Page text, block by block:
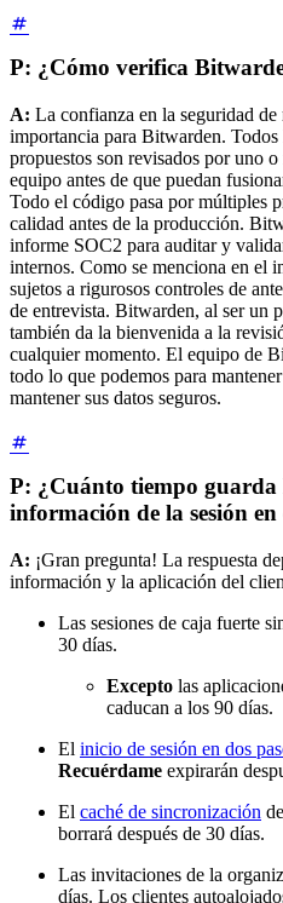
P: ¿Cómo verifica
A: La confianza en la seguridad de
importancia para Bitwarden.
propuestos son revisados por uno
equipo antes de que puedan
Todo el código pasa por múltiples
calidad antes de la producción.
informe SOC2 para auditar y
internos. Como se menciona en el
sujetos a rigurosos controles de
de entrevista. Bitwarden, al ser un
también da la bienvenida a la
cualquier momento. El equipo de
todo lo que podemos para
mantener sus datos seguros.
P: ¿Cuánto tiempo
información de la sesión en
A: ¡Gran pregunta! La respuesta
información y la aplicación del
Las sesiones de caja fuerte
30 días.
Excepto las
caducan a los 90 días.
El inicio de sesión en dos
Recuérdame expirarán
El caché de sincronización
borrará después de 30 días.
Las invitaciones de la
días. Los clientes